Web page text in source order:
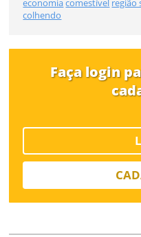
economiacomestível região
colhendo
Faça login